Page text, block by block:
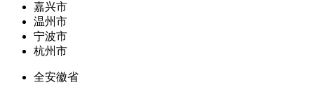
嘉兴市
温州市
宁波市
杭州市
全安徽省